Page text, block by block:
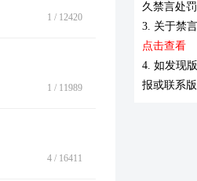
1 / 12420
1 / 11989
4 / 16411
久禁言处罚
3. 关于禁
点击查看
4. 如发现
报或联系